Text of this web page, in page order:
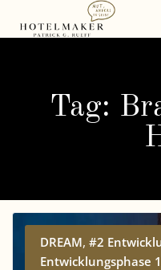
Skip
Tag:
DREAM,#2
Entwicklungsphase 1